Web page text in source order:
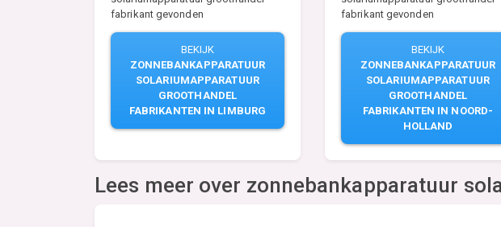
fabrikant gevonden
BEKIJK
ZONNEBANKAPPARATUUR
SOLARIUMAPPARATUUR
GROOTHANDEL
FABRIKANTEN IN LIMBURG
fabrikant gevonden
BEKIJK
ZONNEBANKAPPARATUUR
SOLARIUMAPPARATUUR
GROOTHANDEL
FABRIKANTEN IN NOORD-
HOLLAND
Lees meer over zonnebankapparatuur